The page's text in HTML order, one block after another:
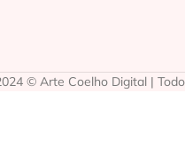
© Arte Coelho Digital |